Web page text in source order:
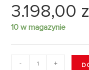
3.198,00
10 w magazynie
- +